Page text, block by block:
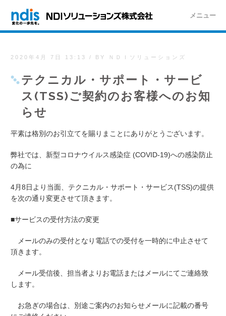
メニュー
2020年4月 7日 13:13 / BY ＮＤＩソリューションズ
テクニカル・サポート・サービ
ス(TSS)ご契約のお客様へのお知
らせ
平素は格別のお引立てを賜りまことにありがとうございます。
弊社では、新型コロナウイルス感染症 (COVID-19)への感染防止
の為に
4月8日より当面、テクニカル・サポート・サービス(TSS)の提供
を次の通り変更させて頂きます。
■サービスの受付方法の変更
メールのみの受付となり電話での受付を一時的に中止させて
頂きます。
メール受信後、担当者よりお電話またはメールにてご連絡致
します。
お急ぎの場合は、別途ご案内のお知らせメールに記載の番号